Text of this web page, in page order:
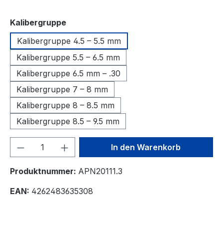
Kalibergruppeauswählen
Kalibergruppe 4.5 – 5.5 mm
Kalibergruppe 5.5 – 6.5 mm
Kalibergruppe 6.5 mm – .30
Kalibergruppe 7 – 8 mm
Kalibergruppe 8 – 8.5 mm
Kalibergruppe 8.5 – 9.5 mm
Produkt Anzahl: Gib denIn den Warenkorb
Produktnummer: APN20111.3
EAN: 4262483635308